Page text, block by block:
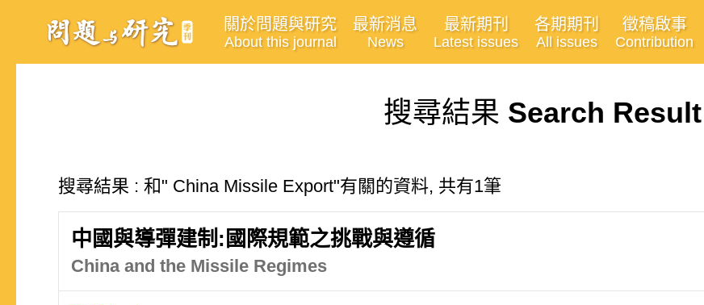
關於問題與研究
About this journal
最新消息
News
最新期刊
Latest issues
各期期刊
All issues
徵稿啟事
Contribution
搜尋結果 Search Result
搜尋結果 : 和" China Missile Export"有關的資料, 共有1筆
中國與導彈建制:國際規範之挑戰與遵循
China and the Missile Regimes